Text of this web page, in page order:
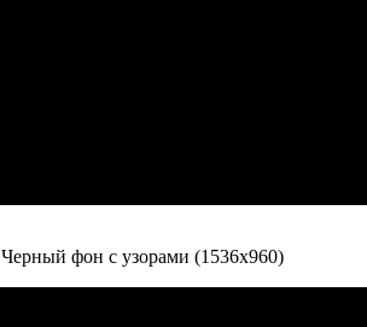
Черный фон с узорами (1536x960)